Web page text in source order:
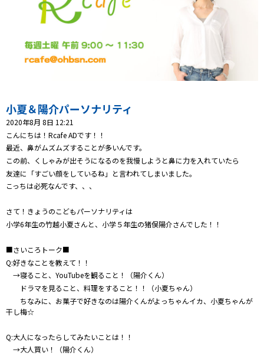
イベント
ニュース
プレゼント
コンテンツ・アプリ
キッズ ケンジュ 愛の募金
Well-being
防災・減災
ショッピング
お問い合わせ
小夏＆陽介パーソナリティ
2020年8月 8日 12:21
こんにちは！Rcafe ADです！！
最近、鼻がムズムズすることが多いんです。
この前、くしゃみが出そうになるのを我慢しようと鼻に力を入れていたら
友達に「すごい顔をしているね」と言われてしまいました。
こっちは必死なんです、、、
さて！きょうのこどもパーソナリティは
小学6年生の竹越小夏さんと、小学５年生の猪俣陽介さんでした！！
■さいころトーク■
Q:好きなことを教えて！！
→寝ること、YouTubeを観ること！（陽介くん）
ドラマを見ること、料理をすること！！（小夏ちゃん）
ちなみに、お菓子で好きなのは陽介くんがよっちゃんイカ、小夏ちゃんが
干し梅☆
Q:大人になったらしてみたいことは！！
→大人買い！（陽介くん）